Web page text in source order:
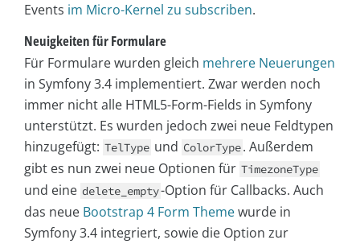
Events im Micro-Kernel zu subscriben.
Neuigkeiten für Formulare
Für Formulare wurden gleich mehrere Neuerungen
in Symfony 3.4 implementiert. Zwar werden noch
immer nicht alle HTML5-Form-Fields in Symfony
unterstützt. Es wurden jedoch zwei neue Feldtypen
hinzugefügt: TelType und ColorType. Außerdem
gibt es nun zwei neue Optionen für TimezoneType
und eine delete_empty-Option für Callbacks. Auch
das neue Bootstrap 4 Form Themewurde in
Symfony 3.4 integriert, sowie die Option zur